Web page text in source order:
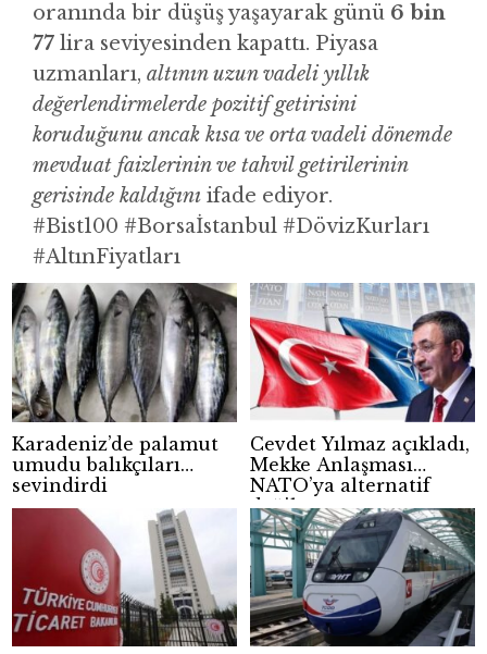
oranında bir düşüş yaşayarak günü 6 bin
77 lira seviyesinden kapattı. Piyasa
uzmanları, altının uzun vadeli yıllık
değerlendirmelerde pozitif getirisini
koruduğunu ancak kısa ve orta vadeli dönemde
mevduat faizlerinin ve tahvil getirilerinin
gerisinde kaldığını ifade ediyor.
#Bist100 #Borsaİstanbul #DövizKurları
#AltınFiyatları
Karadeniz’de palamut
umudu balıkçıları
sevindirdi
Cevdet Yılmaz açıkladı,
Mekke Anlaşması
NATO’ya alternatif
değil